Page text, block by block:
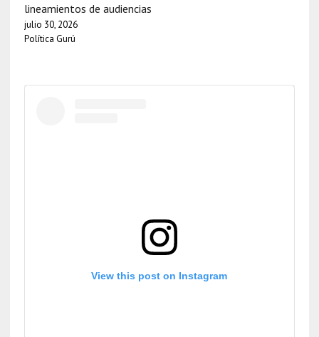
lineamientos de audiencias
julio 30, 2026
Política Gurú
View this post on Instagram